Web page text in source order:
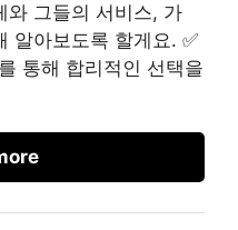
와 그들의 서비스, 가
알아보도록 할게요. ✅
통해 합리적인 선택을